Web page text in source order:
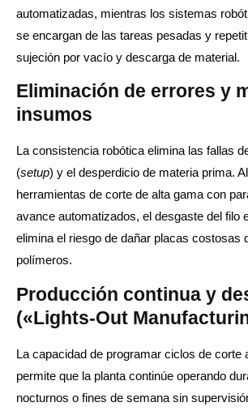
automatizadas, mientras los sistemas
se encargan de las tareas pesadas y
sujeción por vacío y descarga de material.
Eliminación de errores y
insumos
La consistencia robótica elimina las fallas
(setup) y el desperdicio de materia prima.
herramientas de corte de alta gama con
avance automatizados, el desgaste del filo
elimina el riesgo de dañar placas costosas
polímeros.
Producción continua y
(«Lights-Out
La capacidad de programar ciclos de corte
permite que la planta continúe operando
nocturnos o fines de semana sin